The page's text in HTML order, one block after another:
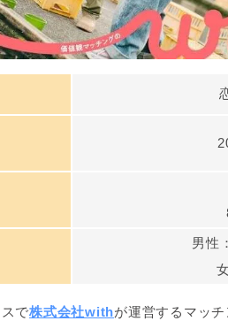
男性
で株式会社withが運営するマッチ